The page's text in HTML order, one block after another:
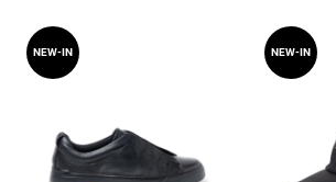
NEW-IN NEW-IN